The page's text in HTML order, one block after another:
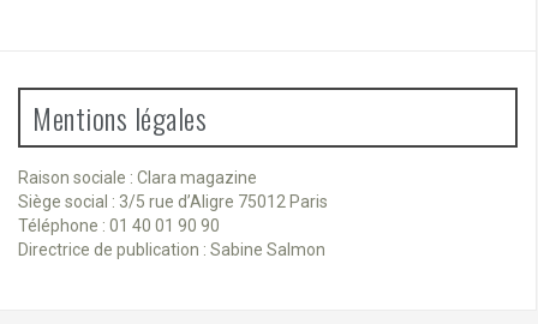
Mentions légales
Raison sociale : Clara magazine
Siège social : 3/5 rue d’Aligre 75012 Paris
Téléphone : 01 40 01 90 90
Directrice de publication : Sabine Salmon